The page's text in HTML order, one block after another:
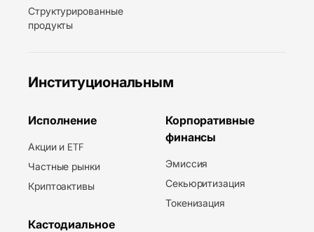
Структурированные
продукты
Институциональным
Исполнение
Акции и ETF
Частные рынки
Криптоактивы
Кастодиальное
Корпоративные
финансы
Эмиссия
Секьюритизация
Токенизация